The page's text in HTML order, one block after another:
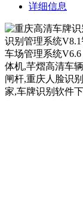
详细信息